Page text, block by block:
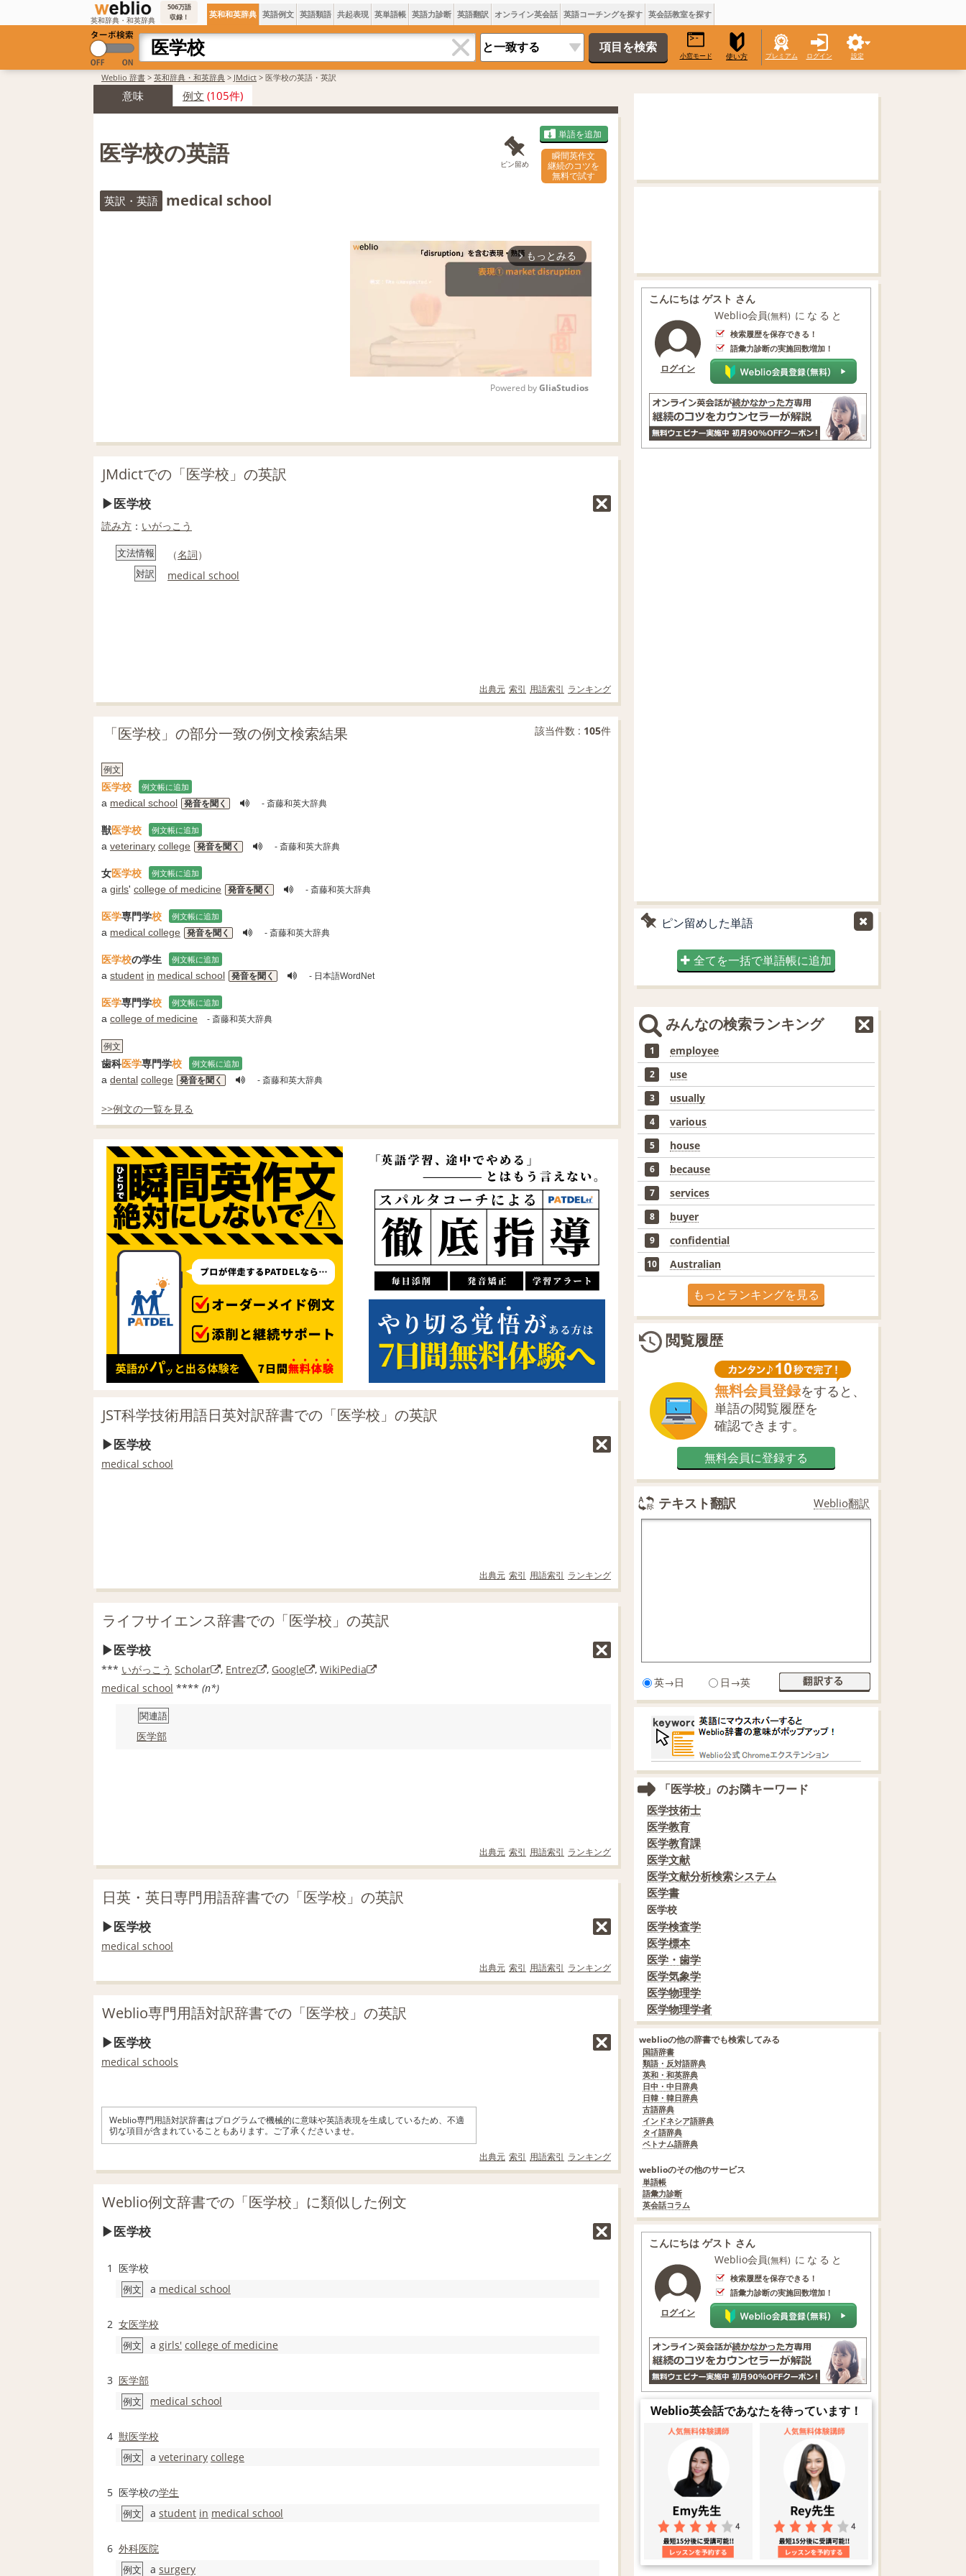
英和辞典・和英辞典
506万語
収録！
英和和英辞典 英語例文 英語類語 共起表現 英単語帳 英語力診断 英語翻訳 オンライン英会話 英語コーチングを探す 英会話教室を探す
小窓モード 使い方 プレミアム ログイン 設定
Weblio 辞書 > 英和辞典・和英辞典 > JMdict > 医学校の英語・英訳
意味 例文 (105件)
医学校の英語 ピン留め
単語を追加
瞬間英作文
継続のコツを
無料で試す
英訳・英語 medical school
arrow_forward_ios もっとみる
Powered by GliaStudios
JMdictでの「医学校」の英訳
医学校
読み方 ： いがっこう
文法情報 （名詞）
対訳 medical school
出典元 索引 用語索引 ランキング
「医学校」の部分一致の例文検索結果 該当件数 : 105件
例文
医学校 例文帳に追加
a medical school 発音を聞く - 斎藤和英大辞典
獣医学校 例文帳に追加
a veterinary college 発音を聞く - 斎藤和英大辞典
女医学校 例文帳に追加
a girls' college of medicine 発音を聞く - 斎藤和英大辞典
医学専門学校 例文帳に追加
a medical college 発音を聞く - 斎藤和英大辞典
医学校の学生 例文帳に追加
a student in medical school 発音を聞く - 日本語WordNet
医学専門学校 例文帳に追加
a college of medicine - 斎藤和英大辞典
例文
歯科医学専門学校 例文帳に追加
a dental college 発音を聞く - 斎藤和英大辞典
>>例文の一覧を見る
JST科学技術用語日英対訳辞書での「医学校」の英訳
医学校
medical school
出典元 索引 用語索引 ランキング
ライフサイエンス辞書での「医学校」の英訳
医学校
*** いがっこう Scholar , Entrez , Google , WikiPedia
medical school **** (n*)
関連語
医学部
出典元 索引 用語索引 ランキング
日英・英日専門用語辞書での「医学校」の英訳
医学校
medical school
出典元 索引 用語索引 ランキング
Weblio専門用語対訳辞書での「医学校」の英訳
医学校
medical schools
Weblio専門用語対訳辞書はプログラムで機械的に意味や英語表現を生成しているため、不適
切な項目が含まれていることもあります。ご了承くださいませ。
出典元 索引 用語索引 ランキング
Weblio例文辞書での「医学校」に類似した例文
医学校
1 医学校
例文 a medical school
2 女医学校
例文 a girls' college of medicine
3 医学部
例文 medical school
4 獣医学校
例文 a veterinary college
5 医学校の学生
例文 a student in medical school
6 外科医院
例文 a surgery
こんにちは ゲスト さん
ログイン
Weblio会員(無料) になると
検索履歴を保存できる！
語彙力診断の実施回数増加！
ピン留めした単語
全てを一括で単語帳に追加
みんなの検索ランキング
1 employee
2 use
3 usually
4 various
5 house
6 because
7 services
8 buyer
9 confidential
10 Australian
もっとランキングを見る
閲覧履歴
無料会員登録をすると、
単語の閲覧履歴を
確認できます。
無料会員に登録する
テキスト翻訳 Weblio翻訳
英→日 日→英
「医学校」のお隣キーワード
医学技術士
医学教育
医学教育課
医学文献
医学文献分析検索システム
医学書
医学校
医学検査学
医学標本
医学・歯学
医学気象学
医学物理学
医学物理学者
weblioの他の辞書でも検索してみる
国語辞書
類語・反対語辞典
英和・和英辞典
日中・中日辞典
日韓・韓日辞典
古語辞典
インドネシア語辞典
タイ語辞典
ベトナム語辞典
weblioのその他のサービス
単語帳
語彙力診断
英会話コラム
こんにちは ゲスト さん
ログイン
Weblio会員(無料) になると
検索履歴を保存できる！
語彙力診断の実施回数増加！
Weblio英会話であなたを待っています！